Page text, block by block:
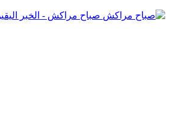
صباح مراكش - الخبر